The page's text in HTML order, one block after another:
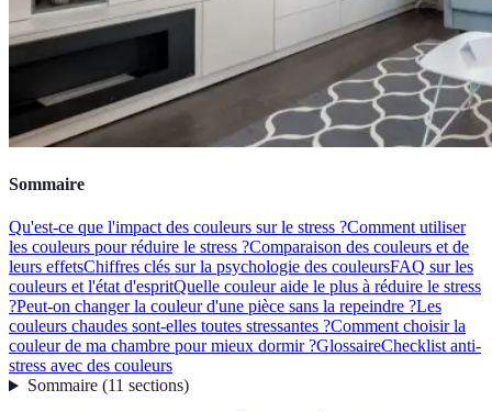
Sommaire
Qu'est-ce que l'impact des couleurs sur le stress ?Comment utiliser
les couleurs pour réduire le stress ?Comparaison des couleurs et de
leurs effetsChiffres clés sur la psychologie des couleursFAQ sur les
couleurs et l'état d'espritQuelle couleur aide le plus à réduire le stress
?Peut-on changer la couleur d'une pièce sans la repeindre ?Les
couleurs chaudes sont-elles toutes stressantes ?Comment choisir la
couleur de ma chambre pour mieux dormir ?GlossaireChecklist anti-
stress avec des couleurs
Sommaire(11 sections)